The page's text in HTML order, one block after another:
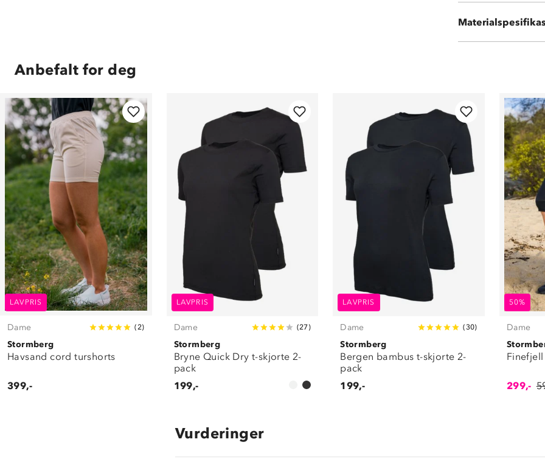
2 % elastan
Anbefalt for deg
LAVPRIS
Dame ( 2)
Stormberg
Havsand cord turshorts
399,-
LAVPRIS
Dame (27)
Stormberg
Bryne Quick Dry t-skjorte 2-
pack
199,-
LAVPRIS
Dame (30)
Stormberg
Bergen bambus t-skjorte 2-
pack
199,-
50%
Dame
299,-
Vurderinger